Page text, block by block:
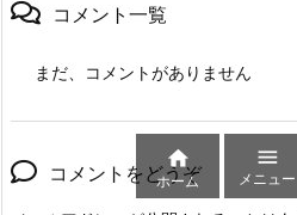
コメント一覧
まだ、コメントがありません
コメントをどうぞ

ホーム

メニュー